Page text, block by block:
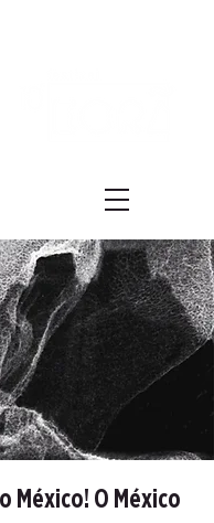
México! O México